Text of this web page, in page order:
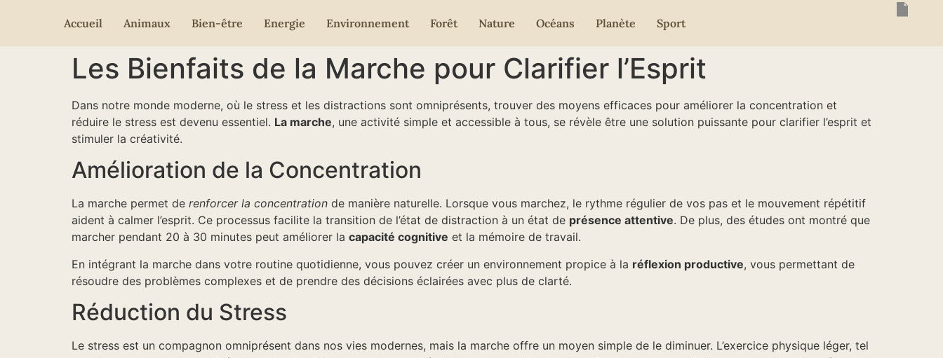
Accueil Animaux Bien-être Energie Environnement Forêt Nature Océans Planète Sport
Les Bienfaits de la Marche pour Clarifier l’Esprit
Dans notre monde moderne, où le stress et les distractions sont omniprésents, trouver des moyens efficaces pour améliorer la concentration et
réduire le stress est devenu essentiel. La marche, une activité simple et accessible à tous, se révèle être une solution puissante pour clarifier l’esprit et
stimuler la créativité.
Amélioration de la Concentration
La marche permet de renforcer la concentration de manière naturelle. Lorsque vous marchez, le rythme régulier de vos pas et le mouvement répétitif
aident à calmer l’esprit. Ce processus facilite la transition de l’état de distraction à un état de présence attentive. De plus, des études ont montré que
marcher pendant 20 à 30 minutes peut améliorer la capacité cognitive et la mémoire de travail.
En intégrant la marche dans votre routine quotidienne, vous pouvez créer un environnement propice à la réflexion productive, vous permettant de
résoudre des problèmes complexes et de prendre des décisions éclairées avec plus de clarté.
Réduction du Stress
Le stress est un compagnon omniprésent dans nos vies modernes, mais la marche offre un moyen simple de le diminuer. L’exercice physique léger, tel